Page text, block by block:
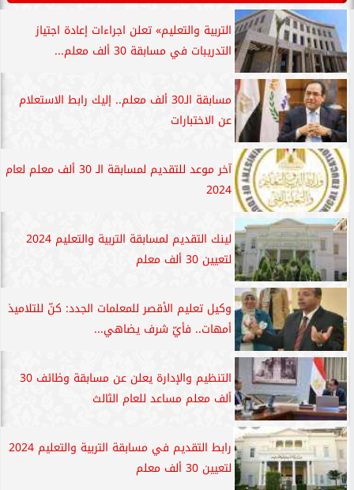
التربية والتعليم» تعلن اجراءات إعادة اجتياز
التدريبات في مسابقة 30 ألف معلم...
مسابقة الـ30 ألف معلم.. إليك رابط الاستعلام
عن الاختبارات
آخر موعد للتقديم لمسابقة الـ 30 ألف معلم لعام
2024
لينك التقديم لمسابقة التربية والتعليم 2024
لتعيين 30 ألف معلم
وكيل تعليم الأقصر للمعلمات الجدد: كنّ للتلاميذ
أمهات.. فأيّ شرف يضاهي...
التنظيم والإدارة يعلن عن مسابقة وظائف 30
ألف معلم مساعد للعام الثالث
رابط التقديم في مسابقة التربية والتعليم 2024
لتعيين 30 ألف معلم